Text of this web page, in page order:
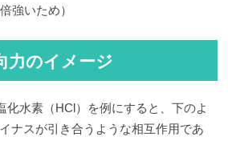
強いため）
力のイメージ
化水素（HCl）を例にすると、下のよ
ナスが引き合うような相互作用であ